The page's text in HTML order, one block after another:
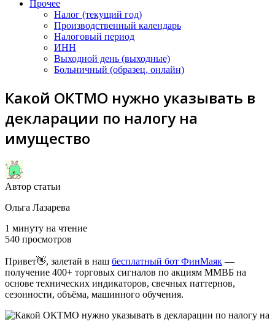
Прочее
Налог (текущий год)
Производственный календарь
Налоговый период
ИНН
Выходной день (выходные)
Больничный (образец, онлайн)
Какой ОКТМО нужно указывать в
декларации по налогу на
имущество
Автор статьи
Ольга Лазарева
1 минуту на чтение
540 просмотров
Привет👋, залетай в наш бесплатный бот ФинМаяк —
получение 400+ торговых сигналов по акциям ММВБ на
основе технических индикаторов, свечных паттернов,
сезонности, объёма, машинного обучения.